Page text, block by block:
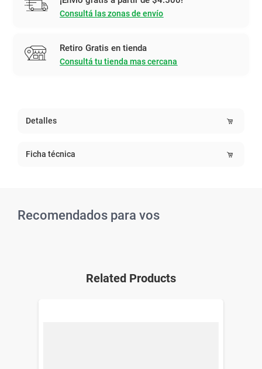
Consultá las zonas de envío
Retiro Gratis en tienda
Consultá tu tienda mas cercana
Detalles
Ficha técnica
Recomendados para vos
Related Products